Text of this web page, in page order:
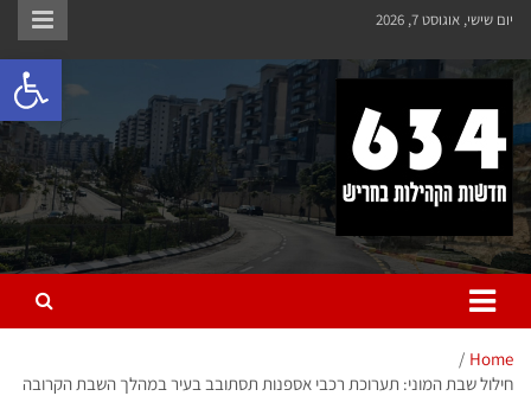
יום שישי, אוגוסט 7, 2026
חריש 634
חדשות הקהילות בחריש
Home
חילול שבת המוני: תערוכת רכבי אספנות תסתובב בעיר במהלך השבת הקרובה